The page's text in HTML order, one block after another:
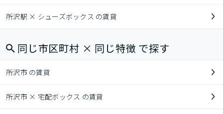
所沢駅 × シューズボックス の賃貸
同じ市区町村 × 同じ特徴 で探す
所沢市 の賃貸
所沢市 × 宅配ボックス の賃貸